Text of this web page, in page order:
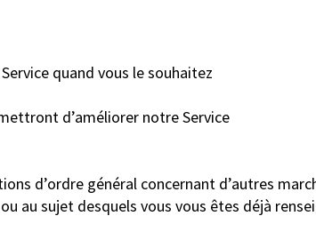
quand vous le souhaitez
d’améliorer notre Service
d’ordre général concernant d’autres
au sujet desquels vous vous êtes déjà